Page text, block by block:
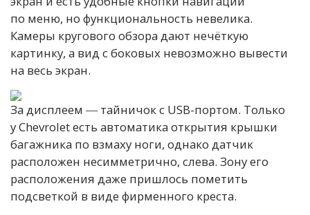
по меню, но функциональность невелика.
Камеры кругового обзора дают нечёткую
картинку, а вид с боковых невозможно вывести
на весь экран.
За дисплеем ― тайничок с USB-портом. Только
у Chevrolet есть автоматика открытия крышки
багажника по взмаху ноги, однако датчик
расположен несимметрично, слева. Зону его
расположения даже пришлось пометить
подсветкой в виде фирменного креста.